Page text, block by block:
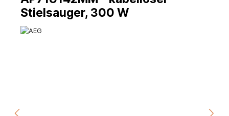
Stielsauger, 300 W